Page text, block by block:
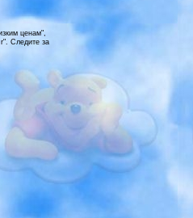
ценам",
Следите за